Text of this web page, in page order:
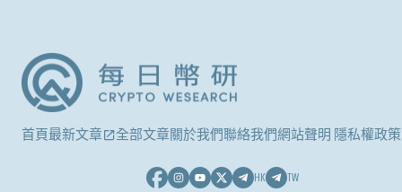
首頁最新文章 全部文章關於我們聯絡我們網站聲明 隱私權政策
HK TW